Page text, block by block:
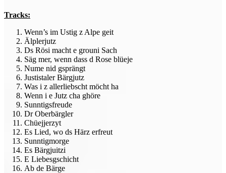
Tracks:
Wenn’s im Ustig z Alpe geit
Älplerjutz
Ds Rösi macht e grouni Sach
Säg mer, wenn dass d Rose blüeje
Nume nid gsprängt
Justistaler Bärgjutz
Was i z allerliebscht möcht ha
Wenn i e Jutz cha ghöre
Sunntigsfreude
Dr Oberbärgler
Chüejjerzyt
Es Lied, wo ds Härz erfreut
Sunntigmorge
Es Bärgjuitzi
E Liebesgschicht
Ab de Bärge